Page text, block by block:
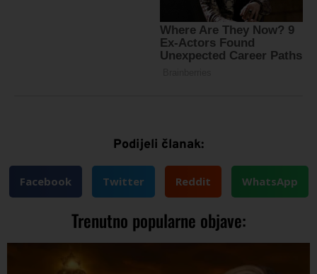
Podijeli članak:
Facebook Twitter Reddit WhatsApp
Trenutno popularne objave: